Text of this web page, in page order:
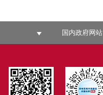
国内政府网站